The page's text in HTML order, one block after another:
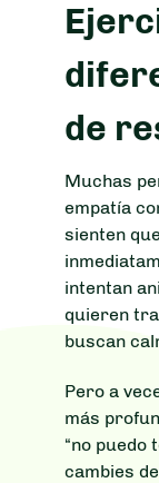
de
Muchas
empatía
sienten
intentan
quieren
buscan
Pero a
más
“no puedo
cambies